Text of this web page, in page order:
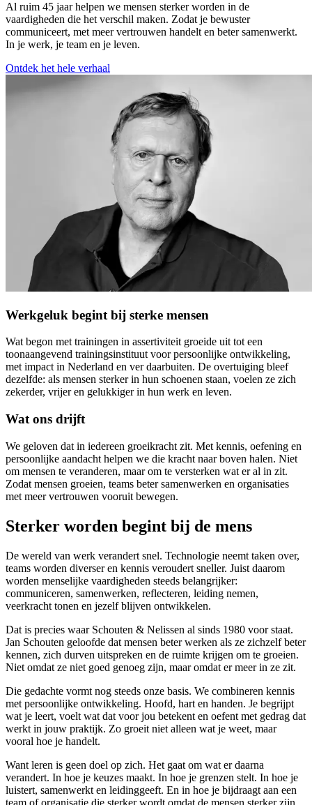
Al ruim 45 jaar helpen we mensen sterker worden in de
vaardigheden die het verschil maken. Zodat je bewuster
communiceert, met meer vertrouwen handelt en beter samenwerkt.
In je werk, je team en je leven.
Ontdek het hele verhaal
Werkgeluk begint bij sterke mensen
Wat begon met trainingen in assertiviteit groeide uit tot een
toonaangevend trainingsinstituut voor persoonlijke ontwikkeling,
met impact in Nederland en ver daarbuiten. De overtuiging bleef
dezelfde: als mensen sterker in hun schoenen staan, voelen ze zich
zekerder, vrijer en gelukkiger in hun werk en leven.
Wat ons drijft
We geloven dat in iedereen groeikracht zit. Met kennis, oefening en
persoonlijke aandacht helpen we die kracht naar boven halen. Niet
om mensen te veranderen, maar om te versterken wat er al in zit.
Zodat mensen groeien, teams beter samenwerken en organisaties
met meer vertrouwen vooruit bewegen.
Sterker worden begint bij de mens
De wereld van werk verandert snel. Technologie neemt taken over,
teams worden diverser en kennis veroudert sneller. Juist daarom
worden menselijke vaardigheden steeds belangrijker:
communiceren, samenwerken, reflecteren, leiding nemen,
veerkracht tonen en jezelf blijven ontwikkelen.
Dat is precies waar Schouten & Nelissen al sinds 1980 voor staat.
Jan Schouten geloofde dat mensen beter werken als ze zichzelf beter
kennen, zich durven uitspreken en de ruimte krijgen om te groeien.
Niet omdat ze niet goed genoeg zijn, maar omdat er meer in ze zit.
Die gedachte vormt nog steeds onze basis. We combineren kennis
met persoonlijke ontwikkeling. Hoofd, hart en handen. Je begrijpt
wat je leert, voelt wat dat voor jou betekent en oefent met gedrag dat
werkt in jouw praktijk. Zo groeit niet alleen wat je weet, maar
vooral hoe je handelt.
Want leren is geen doel op zich. Het gaat om wat er daarna
verandert. In hoe je keuzes maakt. In hoe je grenzen stelt. In hoe je
luistert, samenwerkt en leidinggeeft. En in hoe je bijdraagt aan een
team of organisatie die sterker wordt omdat de mensen sterker zijn.